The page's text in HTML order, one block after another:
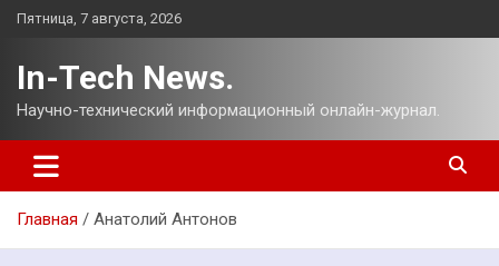
Перейти
Пятница, 7 августа, 2026
In-Tech News.
Научно-технический информационный онлайн-журнал.
Главная Анатолий Антонов